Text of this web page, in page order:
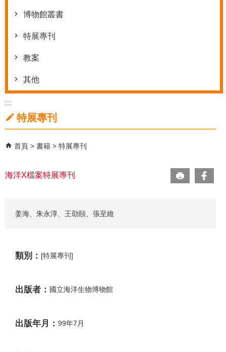
博物館叢書
特展專刊
教案
其他
:::
特展專刊
首頁 書籍 特展專刊
海洋X檔案特展專刊
姜海、朱永淳、王劭頤、張至維
類別： [特展專刊]
出版者： 國立海洋生物博物館
出版年月： 99年7月